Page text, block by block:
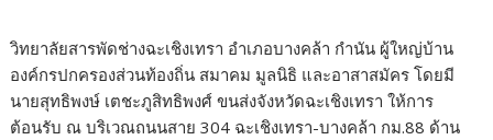
วิทยาลัยสารพัดช่างฉะเชิงเทรา อำเภอบางคล้า กำนัน ผู้ใหญ่บ้าน
องค์กรปกครองส่วนท้องถิ่น สมาคม มูลนิธิ และอาสาสมัคร โดยมี
นายสุทธิพงษ์ เตชะภูสิทธิพงศ์ ขนส่งจังหวัดฉะเชิงเทรา ให้การ
ต้อนรับ ณ บริเวณถนนสาย 304 ฉะเชิงเทรา-บางคล้า กม.88 ด้าน